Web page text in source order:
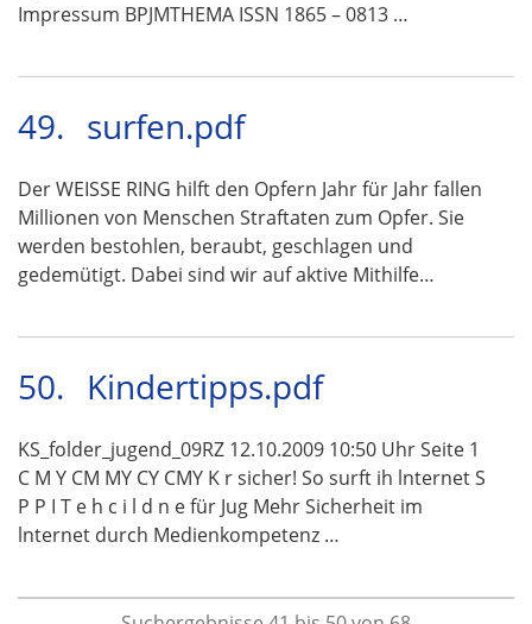
Impressum BPJMTHEMA ISSN 1865 – 0813 …
49. surfen.pdf
Der WEISSE RING hilft den Opfern Jahr für Jahr fallen
Millionen von Menschen Straftaten zum Opfer. Sie
werden bestohlen, beraubt, geschlagen und
gedemütigt. Dabei sind wir auf aktive Mithilfe…
50. Kindertipps.pdf
KS_folder_jugend_09RZ 12.10.2009 10:50 Uhr Seite 1
C M Y CM MY CY CMY K r sicher! So surft ih lnternet S
P P I T e h c i l d n e für Jug Mehr Sicherheit im
lnternet durch Medienkompetenz …